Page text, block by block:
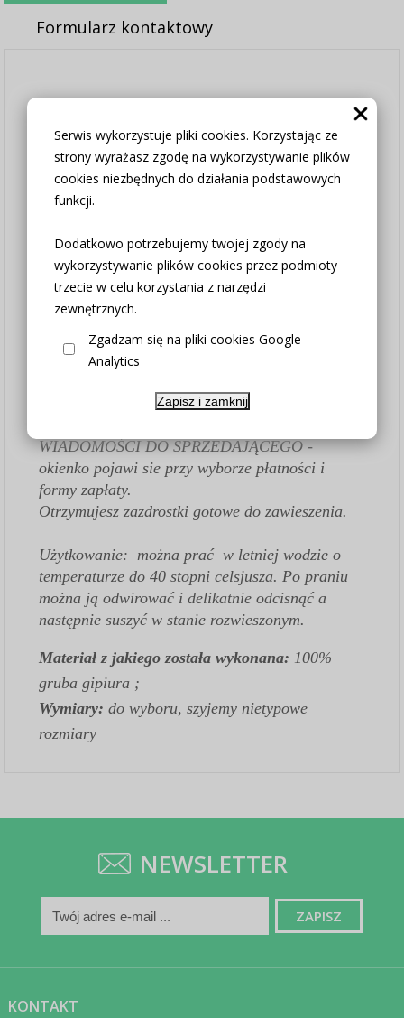
Serwis wykorzystuje pliki cookies. Korzystając ze
strony wyrażasz zgodę na wykorzystywanie plików
cookies niezbędnych do działania podstawowych
funkcji.
Dodatkowo potrzebujemy twojej zgody na
wykorzystywanie plików cookies przez podmioty
trzecie w celu korzystania z narzędzi
zewnętrznych.
Zgadzam się na pliki cookies Google
Analytics
Zapisz i zamknij
Formularz kontaktowy
pięknym wzorze.
Dostępne wysokości 35cm/50cm.
Bardzo dekoracyjna we wnętrzu. Ten model
idealnie wpisze się we wnętrza w stylu
skandynawskim, loftowym czy nowoczesnym.
Jest wykonana z tkaniny wysokiej jakości.
Kupując 2sztuki kupujesz 1metr zazdrostki,
kupując 3sztuki kupujesz 150cm, kupując 4sztuki
kupujesz 200cm.....itp.
WYSOKOŚĆ do wyboru w opcjach produktu
szerokości - Kup łącznie potrzebną ilość
WIADOMOŚCI DO SPRZEDAJĄCEGO -
okienko pojawi sie przy wyborze płatności i
formy zapłaty.
Otrzymujesz zazdrostki gotowe do zawieszenia.
Użytkowanie: można prać w letniej wodzie o
temperaturze do 40 stopni celsjusza. Po praniu
można ją odwirować i delikatnie odcisnąć a
następnie suszyć w stanie rozwieszonym.
Materiał z jakiego została wykonana: 100%
gruba gipiura ;
Wymiary: do wyboru,szyjemy nietypowe
rozmiary
NEWSLETTER
KONTAKT